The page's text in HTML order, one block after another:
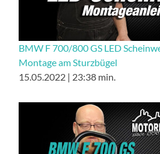
BMW F 700/800 GS LED
Montage am Sturzbügel
15.05.2022 | 23:38 min.